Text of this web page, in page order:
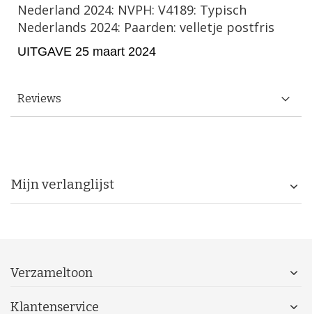
Nederland 2024: NVPH: V4189: Typisch
Nederlands 2024: Paarden: velletje postfris
UITGAVE 25 maart 2024
Reviews
Mijn verlanglijst
Verzameltoon
Klantenservice